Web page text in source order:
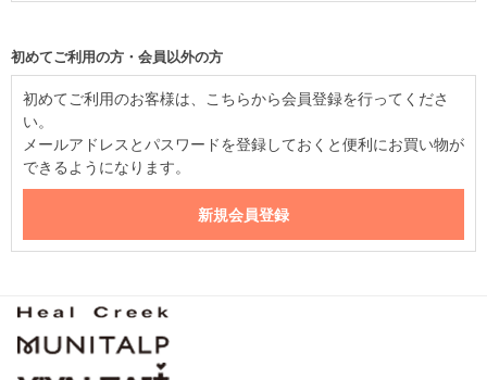
初めてご利用の方・会員以外の方
初めてご利用のお客様は、こちらから会員登録を行ってくださ
い。
メールアドレスとパスワードを登録しておくと便利にお買い物が
できるようになります。